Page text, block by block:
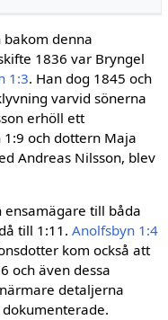
denna
1836 var Bryngel
1:3. Han dog 1845 och
varvid sönerna
erhöll ett
och dottern Maja
Andreas Nilsson, blev
ensam­ägare till båda
till 1:11. Anolfsbyn 1:4
kom också att
och även dessa
detaljerna